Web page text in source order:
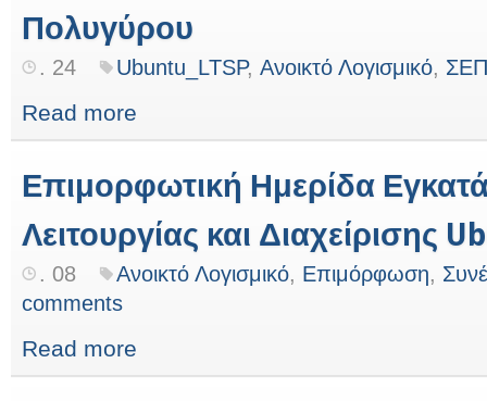
Πολυγύρου
. 24 Ubuntu_LTSP, Ανοικτό Λογισμικό,
Read more
Επιμορφωτική Ημερίδα
Λειτουργίας και Διαχείρισης
. 08 Ανοικτό Λογισμικό, Επιμόρφωση,
comments
Read more